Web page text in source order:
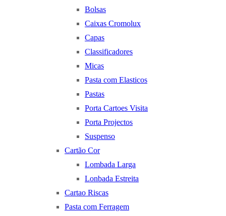
Bolsas
Caixas Cromolux
Capas
Classificadores
Micas
Pasta com Elasticos
Pastas
Porta Cartoes Visita
Porta Projectos
Suspenso
Cartão Cor
Lombada Larga
Lonbada Estreita
Cartao Riscas
Pasta com Ferragem